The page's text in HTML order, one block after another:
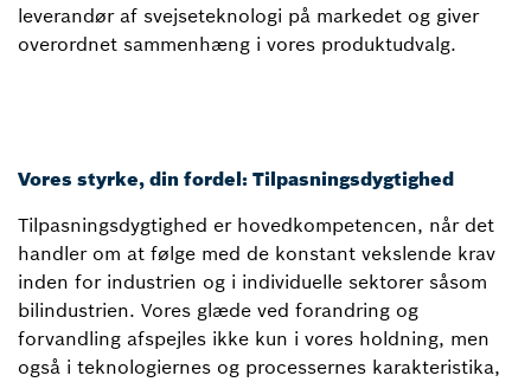
leverandør af svejseteknologi på markedet og giver
overordnet sammenhæng i vores produktudvalg.
Vores styrke, din fordel: Tilpasningsdygtighed
Tilpasningsdygtighed er hovedkompetencen, når det
handler om at følge med de konstant vekslende krav
inden for industrien og i individuelle sektorer såsom
bilindustrien. Vores glæde ved forandring og
forvandling afspejles ikke kun i vores holdning, men
også i teknologiernes og processernes karakteristika,